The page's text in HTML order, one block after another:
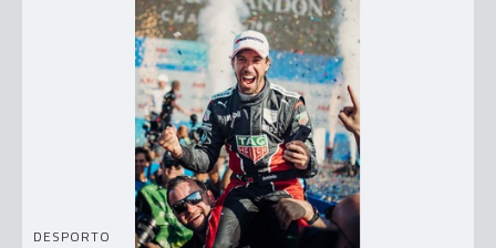
DESPORTO